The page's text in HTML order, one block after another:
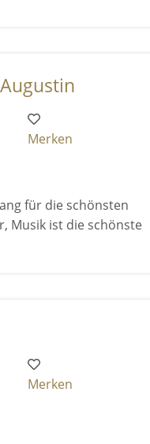
Merken
für die schönsten
Musik ist die schönste
Merken